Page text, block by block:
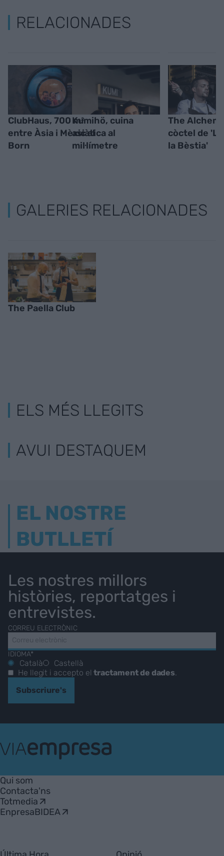
RELACIONADES
ClubHaus, 700 m²
entre Àsia i Mèxic al
Born
Kumihö, cuina
asiàtica al
mil·límetre
The
còctel de
la Bèstia'
GALERIES RELACIONADES
The Paella Club
ELS MÉS LLEGITS
AVUI DESTAQUEM
EL NOSTRE
BUTLLETÍ
Les nostres millors
històries, reportatges i
entrevistes.
CORREU ELECTRÒNIC
IDIOMA*
Català
Castellà
He llegit i accepto eltractament de dades
Subscriure's
Empresa
Qui som
Contacta'ns
Totmedia
EnpresaBIDEA